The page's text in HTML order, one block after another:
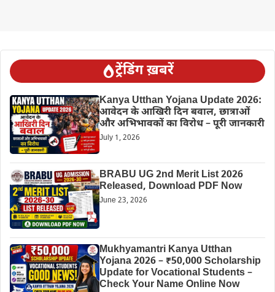
ट्रेंडिंग ख़बरें
Kanya Utthan Yojana Update 2026:
आवेदन के आखिरी दिन बवाल, छात्राओं
और अभिभावकों का विरोध – पूरी जानकारी
July 1, 2026
BRABU UG 2nd Merit List 2026
Released, Download PDF Now
June 23, 2026
Mukhyamantri Kanya Utthan
Yojana 2026 – ₹50,000 Scholarship
Update for Vocational Students –
Check Your Name Online Now